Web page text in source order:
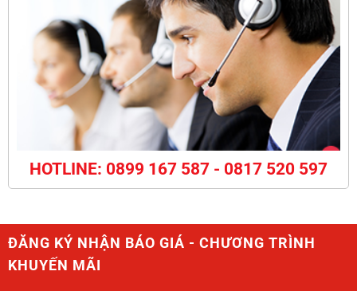
HOTLINE: 0899 167 587 - 0817 520 597
ĐĂNG KÝ NHẬN BÁO GIÁ - CHƯƠNG TRÌNH
KHUYẾN MÃI